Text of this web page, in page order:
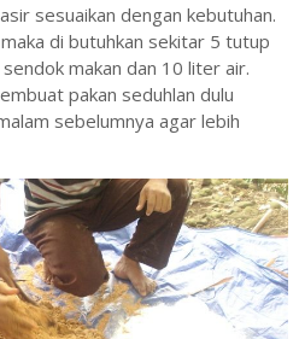
sesuaikan dengan kebutuhan.
di butuhkan sekitar 5 tutup
makan dan 10 liter air.
pakan seduhlan dulu
sebelumnya agar lebih